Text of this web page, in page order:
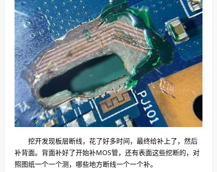
挖开发现板层断线，花了好多时间，最终给补上了，然后
补背面。背面补好了开始补MOS管，还有表面这些挖断的，对
照图纸一个一个测，哪些地方断线一个一个补。